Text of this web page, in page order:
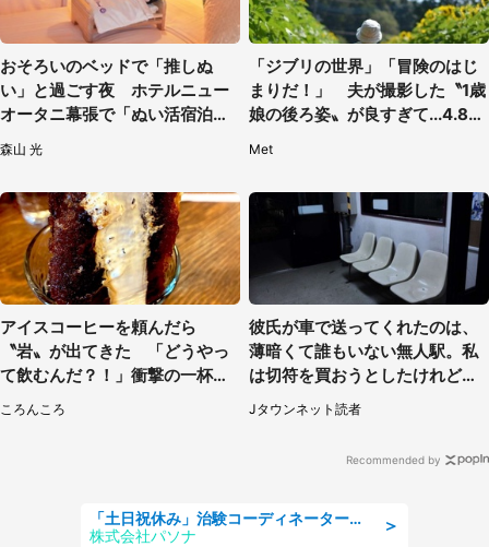
おそろいのベッドで「推しぬ
い」と過ごす夜 ホテルニュー
オータニ幕張で「ぬい活宿泊プ
ラン」開始【8／8～3／31】
森山 光
「ジブリの世界」「冒険のはじ
まりだ！」 夫が撮影した〝1歳
娘の後ろ姿〟が良すぎて...4.8万
Met
アイスコーヒーを頼んだら
〝岩〟が出てきた 「どうやっ
て飲むんだ？！」衝撃の一杯が
ころんころ
彼氏が車で送ってくれたのは、
薄暗くて誰もいない無人駅。私
は切符を買おうとしたけれど
（山形県・20代女性）
Jタウンネット読者
Recommended by
＞
「土日祝休み」治験コーディネーターのお仕事/未経験OK
株式会社パソナ